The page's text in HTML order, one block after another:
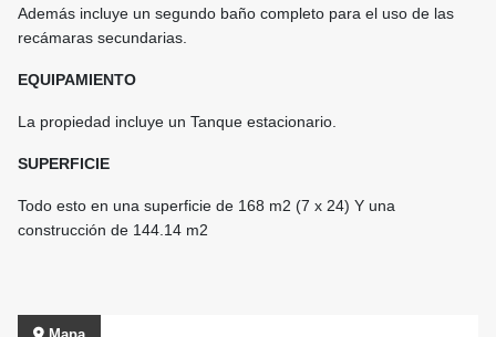
Además incluye un segundo baño completo para el uso de las
recámaras secundarias.
EQUIPAMIENTO
La propiedad incluye un Tanque estacionario.
SUPERFICIE
Todo esto en una superficie de 168 m2 (7 x 24) Y una
construcción de 144.14 m2